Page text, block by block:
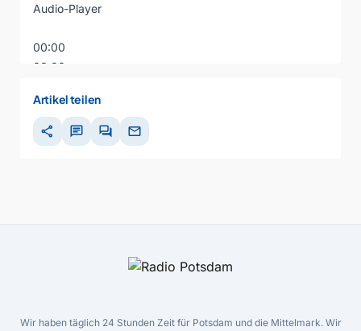
Audio-Player
00:00
00:00
Artikel teilen
share chat forum mail
Wir haben täglich 24 Stunden Zeit für Potsdam und die Mittelmark. Wir